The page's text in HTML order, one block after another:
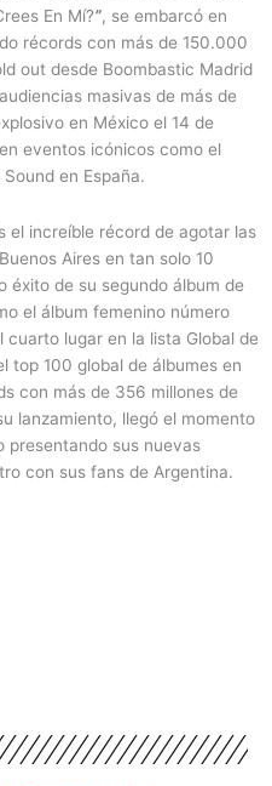
En Mí?”, se embarcó en
récords con más de 150.000
out desde Boombastic Madrid
masivas de más de
en México el 14 de
eventos icónicos como el
en España.
el increíble récord de agotar las
Aires en tan solo 10
éxito de su segundo álbum de
el álbum femenino número
lugar en la lista Global de
top 100 global de álbumes en
con más de 356 millones de
lanzamiento, llegó el momento
presentando sus nuevas
con sus fans de Argentina.